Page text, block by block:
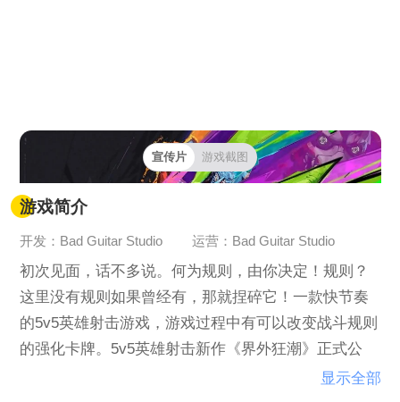
宣传片 游戏截图
游戏简介
开发：Bad Guitar Studio 运营：Bad Guitar Studio
初次见面，话不多说。何为规则，由你决定！规则？
这里没有规则如果曾经有，那就捏碎它！一款快节奏
的5v5英雄射击游戏，游戏过程中有可以改变战斗规则
的强化卡牌。5v5英雄射击新作《界外狂潮》正式公
显示全部